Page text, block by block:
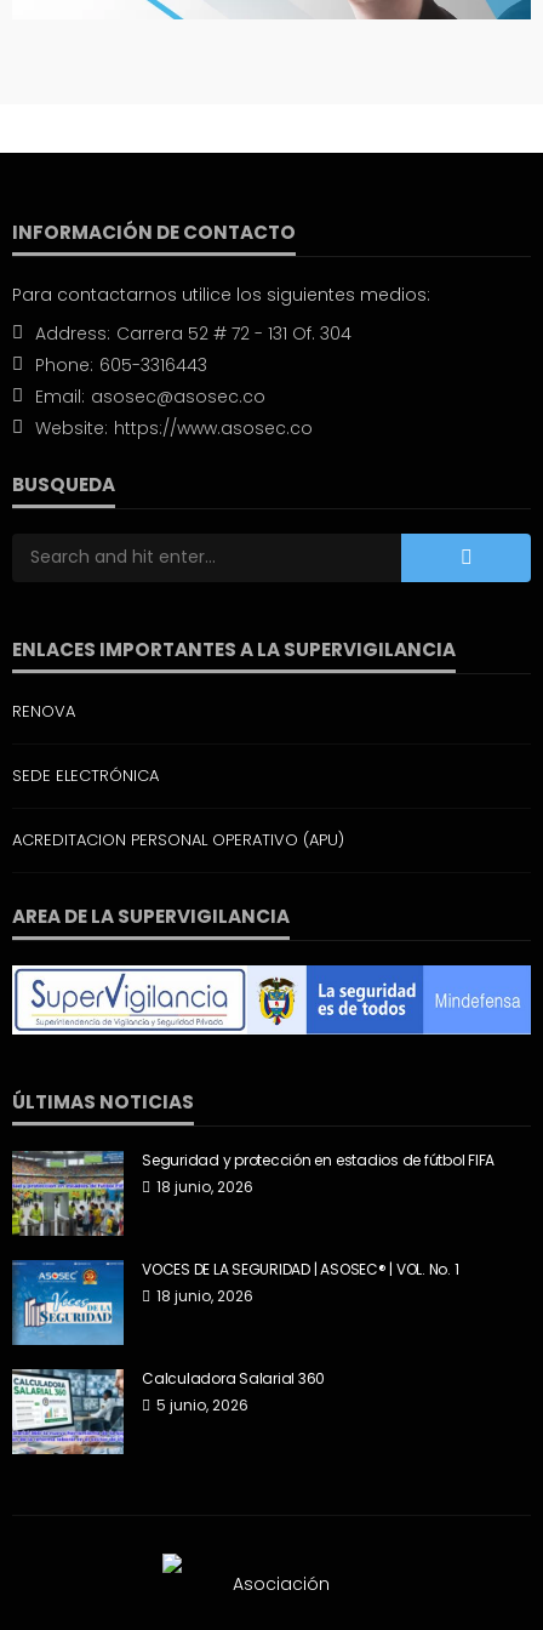
INFORMACIÓN DE CONTACTO
Para contactarnos utilice los siguientes medios:
Address: Carrera 52 # 72 - 131 Of. 304
Phone: 605-3316443
Email: asosec@asosec.co
Website: https://www.asosec.co
BUSQUEDA
ENLACES IMPORTANTES A LA SUPERVIGILANCIA
RENOVA
SEDE ELECTRÓNICA
ACREDITACION PERSONAL OPERATIVO (APU)
AREA DE LA SUPERVIGILANCIA
ÚLTIMAS NOTICIAS
Seguridad y protección en estadios de fútbol FIFA
18 junio, 2026
VOCES DE LA SEGURIDAD | ASOSEC® | VOL. No. 1
18 junio, 2026
Calculadora Salarial 360
5 junio, 2026